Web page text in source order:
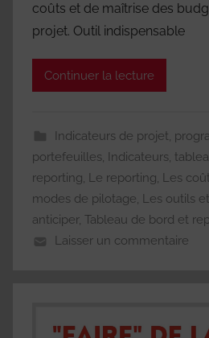
coûts et de maîtrise des
projet. Outil indispensable
Continuer la lecture
Indicateurs de projet,
portefeuilles, Indicateurs,
reporting, Le reporting, Les
modes de pilotage, Les outils
anticiper, Tableau de bord et
Laisser un commentaire